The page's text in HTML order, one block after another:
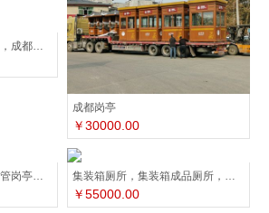
集装箱厂家，四川集装箱，成都集装箱活动房
成都岗亭
￥30000.00
￥55000.00